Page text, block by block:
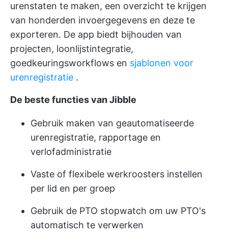
urenstaten te maken, een overzicht te krijgen
van honderden invoergegevens en deze te
exporteren. De app biedt bijhouden van
projecten, loonlijstintegratie,
goedkeuringsworkflows en sjablonen voor
urenregistratie .
De beste functies van Jibble
Gebruik maken van geautomatiseerde
urenregistratie, rapportage en
verlofadministratie
Vaste of flexibele werkroosters instellen
per lid en per groep
Gebruik de PTO stopwatch om uw PTO's
automatisch te verwerken